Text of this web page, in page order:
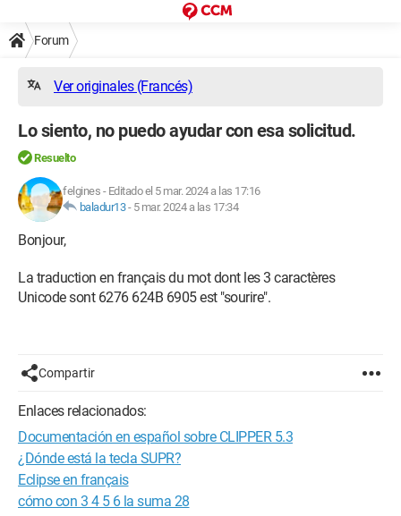
Forum
Ver originales (Francés)
Lo siento, no puedo ayudar con esa solicitud.
Resuelto
felgines - Editado el 5 mar. 2024 a las 17:16
baladur13- 5 mar. 2024 a las 17:34
Bonjour,
La traduction en français du mot dont les 3 caractères
Unicode sont 6276 624B 6905 est "sourire".
Compartir
Enlaces relacionados:
Documentación en español sobre CLIPPER 5.3
¿Dónde está la tecla SUPR?
Eclipse en français
cómo con 3 4 5 6 la suma 28